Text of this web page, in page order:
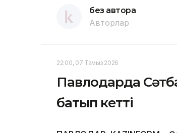
без автора
Авторлар
22:00, 07 Тамыз 2026
Павлодарда
батып кетті